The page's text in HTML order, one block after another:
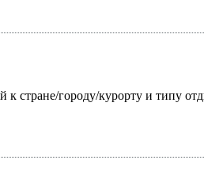
к стране/городу/курорту и типу